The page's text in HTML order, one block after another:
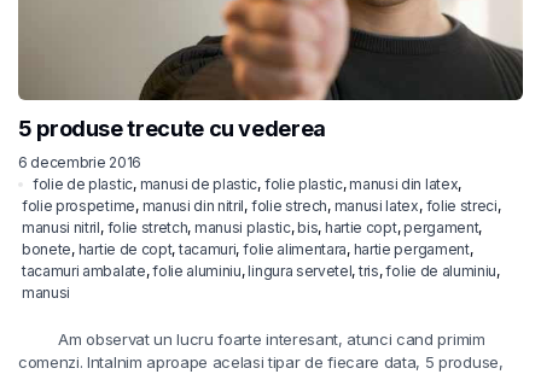
5 produse trecute cu vederea
6 decembrie 2016
folie de plastic, manusi de plastic, folie plastic, manusi din latex,
folie prospetime, manusi din nitril, folie strech, manusi latex, folie streci,
manusi nitril, folie stretch, manusi plastic, bis, hartie copt, pergament,
bonete, hartie de copt, tacamuri, folie alimentara, hartie pergament,
tacamuri ambalate, folie aluminiu, lingura servetel, tris, folie de aluminiu,
manusi
Am observat un lucru foarte interesant, atunci cand primim
comenzi. Intalnim aproape acelasi tipar de fiecare data, 5 produse,